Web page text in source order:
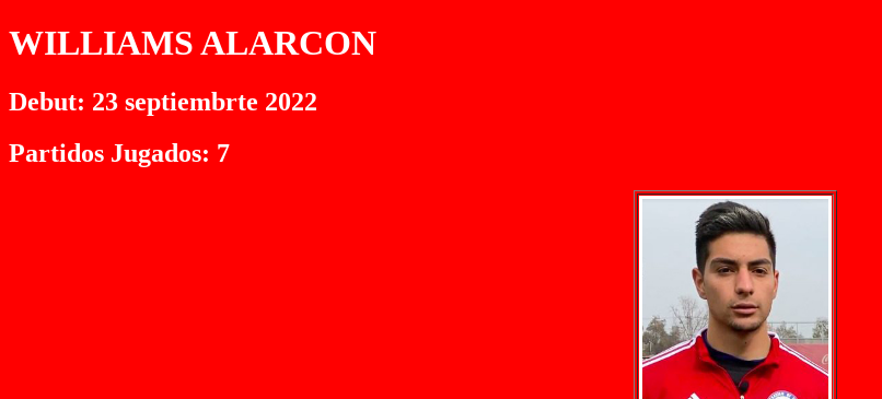
WILLIAMS ALARCON
Debut: 23 septiembrte 2022
Partidos Jugados: 7